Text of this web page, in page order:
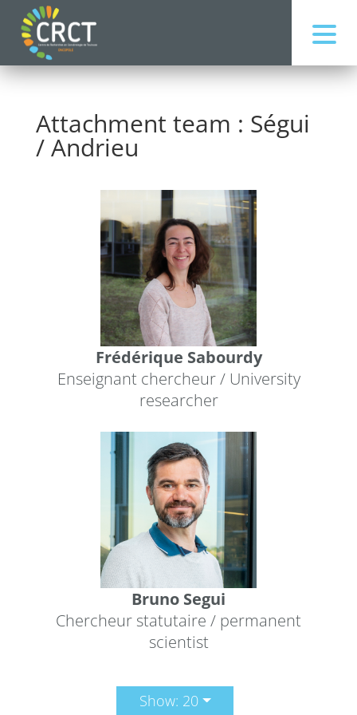
Attachment team : Ségui
/ Andrieu
Frédérique Sabourdy
Enseignant chercheur / University
researcher
Bruno Segui
Chercheur statutaire / permanent
scientist
Show: 20